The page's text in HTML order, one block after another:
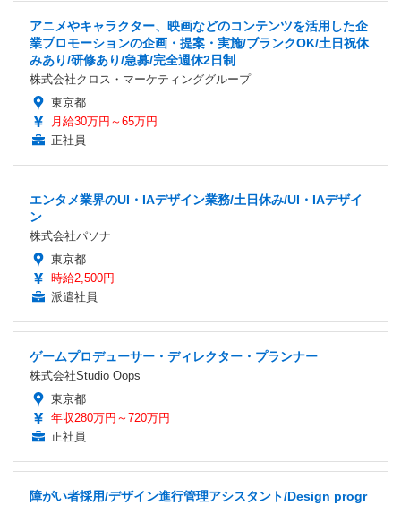
アニメやキャラクター、映画などのコンテンツを活用した企
業プロモーションの企画・提案・実施/ブランクOK/土日祝休
みあり/研修あり/急募/完全週休2日制
株式会社クロス・マーケティンググループ
東京都
月給30万円～65万円
正社員
エンタメ業界のUI・IAデザイン業務/土日休み/UI・IAデザイ
ン
株式会社パソナ
東京都
時給2,500円
派遣社員
ゲームプロデューサー・ディレクター・プランナー
株式会社Studio Oops
東京都
年収280万円～720万円
正社員
障がい者採用/デザイン進行管理アシスタント/Design progr